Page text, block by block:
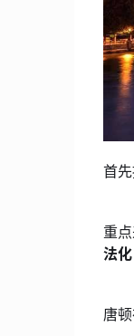
首
重
法化
唐